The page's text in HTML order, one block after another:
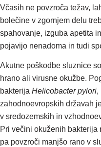
Včasih ne povzroča težav,
bolečine v zgornjem delu
spahovanje, izguba apetita
pojavijo nenadoma in tudi
Akutne poškodbe sluznice
hrano ali virusne okužbe.
bakterija Helicobacter pylori,
zahodnoevropskih državah
v sredozemskih in
Pri večini okuženih bakterija
pa povzroči manjšo rano v